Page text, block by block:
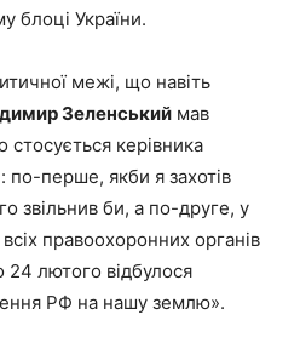
блоці України.
межі, що навіть
Зеленський мав
керівника
по-перше, якби я захотів
звільнив би, а по-друге, у
правоохоронних органів
лютого відбулося
РФ на нашу землю».